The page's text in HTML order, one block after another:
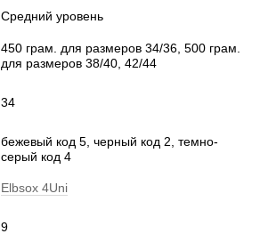
Средний уровень
450 грам. для размеров 34/36, 500 грам.
для размеров 38/40, 42/44
34
бежевый код 5, черный код 2, темно-
серый код 4
Elbsox 4Uni
9